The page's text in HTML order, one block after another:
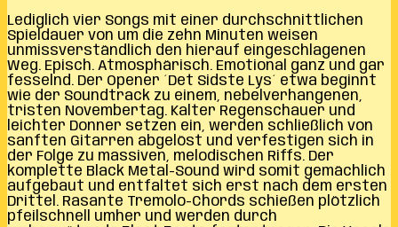
Lediglich vier Songs mit einer durchschnittlichen
Spieldauer von um die zehn Minuten weisen
unmissverständlich den hierauf eingeschlagenen
Weg. Episch. Atmosphärisch. Emotional ganz und gar
fesselnd. Der Opener ´Det Sidste Lys´ etwa beginnt
wie der Soundtrack zu einem, nebelverhangenen,
tristen Novembertag. Kalter Regenschauer und
leichter Donner setzen ein, werden schließlich von
sanften Gitarren abgelöst und verfestigen sich in
der Folge zu massiven, melodischen Riffs. Der
komplette Black Metal-Sound wird somit gemächlich
aufgebaut und entfaltet sich erst nach dem ersten
Drittel. Rasante Tremolo-Chords schießen plötzlich
pfeilschnell umher und werden durch